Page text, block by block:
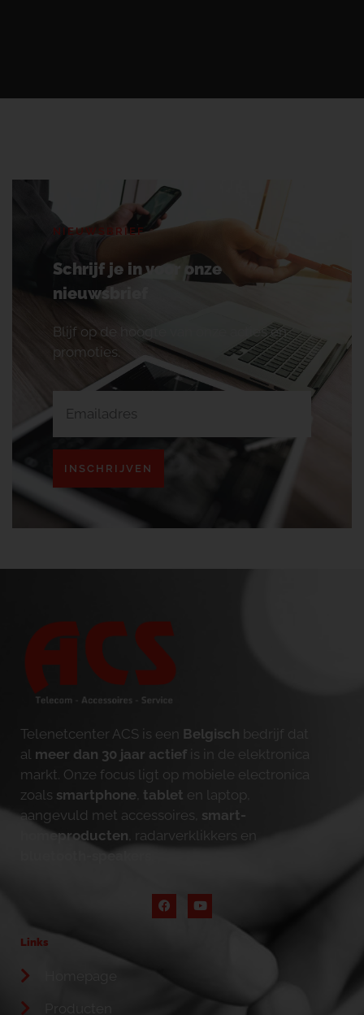
NIEUWSBRIEF
Schrijf je in voor onze
nieuwsbrief
Blijf op de hoogte van onze acties en
promoties.
INSCHRIJVEN
Telenetcenter ACS is een Belgisch bedrijf dat
al meer dan 30 jaar actief is in de elektronica
markt. Onze focus ligt op mobiele electronica
zoals smartphone tablet en laptop,
aangevuld met accessoires, smart-
homeproducten , radarverklikkers en
bluetooth-speakers
Links